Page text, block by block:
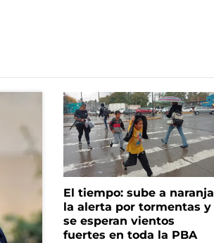
El tiempo: sube a naranja
la alerta por tormentas y
se esperan vientos
fuertes en toda la PBA